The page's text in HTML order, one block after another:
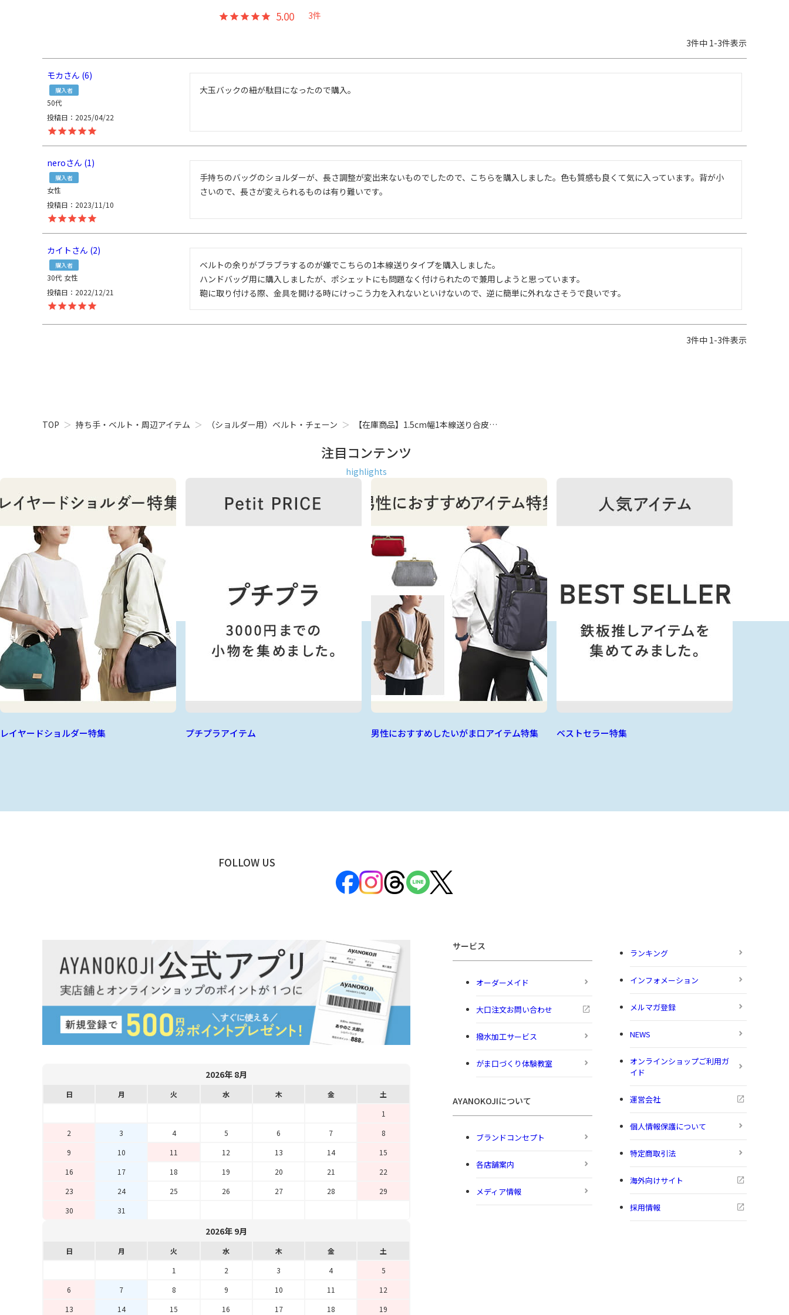
5.00 3
3件中 1-3件表示
モカ 6
購入者
50代
投稿日
2025/04/22
nero 1
購入者
女性
投稿日
2023/11/10
手持ちのバッグのショルダーが、長さ調整が変出来ないものでしたので、こちらを購入しました。色も質感も良くて気に入っています。背が小
さいので、長さが変えられるものは有り難いです。
カイト 2
購入者
30代 女性
投稿日
2022/12/21
ベルトの余りがブラブラするのが嫌でこちらの1本線送りタイプを購入しました。
ハンドバッグ用に購入しましたが、ポシェットにも問題なく付けられたので兼用しようと思っています。
鞄に取り付ける際、金具を開ける時にけっこう力を入れないといけないので、逆に簡単に外れなさそうで良いです。
3件中 1-3件表示
TOP 持ち手・ベルト・周辺アイテム （ショルダー用）ベルト・チェーン 【在庫商品】1.5cm幅1本線送り合皮…
注目コンテンツ
highlights
レイヤードショルダー特集 プチプラアイテム 男性におすすめしたいがま口アイテム特集 ベストセラー特集
FOLLOW US
2026年 8月
日 月 火 水 木 金
土
1
2
3 4 5 6 7
8
9
10 11 12 13 14
15
16
17 18 19 20 21
22
23
24 25 26 27 28
29
30
31
2026年 9月
日 月 火 水 木 金
土
1
2 3 4
5
6
7 8 9 10 11
12
13
14 15 16 17 18 19
サービス
オーダーメイド
大口注文お問い合わせ
撥水加工サービス
がま口づくり体験教室
AYANOKOJIについて
ブランドコンセプト
各店舗案内
メディア情報
ランキング
インフォメーション
メルマガ登録
NEWS
オンラインショップご利用ガ
イド
運営会社
個人情報保護について
特定商取引法
海外向けサイト
採用情報